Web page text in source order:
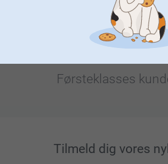
Førsteklasses
Tilmeld dig vores